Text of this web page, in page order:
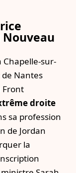
Chapelle-sur-
Nantes
Front
droite
sa profession
de Jordan
la